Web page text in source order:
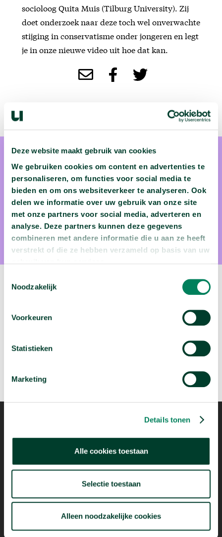
Deze website maakt gebruik van cookies
We gebruiken cookies om content en advertenties te
personaliseren, om functies voor social media te
bieden en om ons websiteverkeer te analyseren. Ook
delen we informatie over uw gebruik van onze site
met onze partners voor social media, adverteren en
analyse. Deze partners kunnen deze gegevens
combineren met andere informatie die u aan ze heeft
verstrekt of die ze hebben verzameld op basis van uw
Noodzakelijk
Voorkeuren
Statistieken
Marketing
Details tonen
Alle cookies toestaan
Selectie toestaan
Alleen noodzakelijke cookies
socioloog Quita Muis (Tilburg University). Zij
doet onderzoek naar deze toch wel onverwachte
stijging in conservatisme onder jongeren en legt
je in onze nieuwe video uit hoe dat kan.
Quita Muis
Quita Muis is socioloog
Volgende video:
Bekijk deze video arrow_forward
Mogelijk dankzij